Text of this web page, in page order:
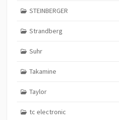
STEINBERGER
Strandberg
Suhr
Takamine
Taylor
tc electronic